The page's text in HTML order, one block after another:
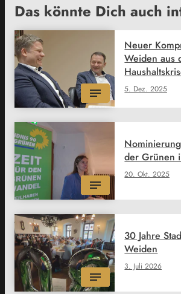
Das könnte Dich auch
5. Dez. 2025
Neuer
Weiden aus
20. Okt. 2025
der Grünen
3. Juli 2026
30 Jahre
Weiden